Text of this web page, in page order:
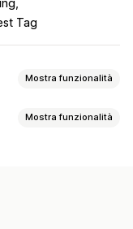
Tag
Mostra funzionalità
delle collezioni
Mostra funzionalità